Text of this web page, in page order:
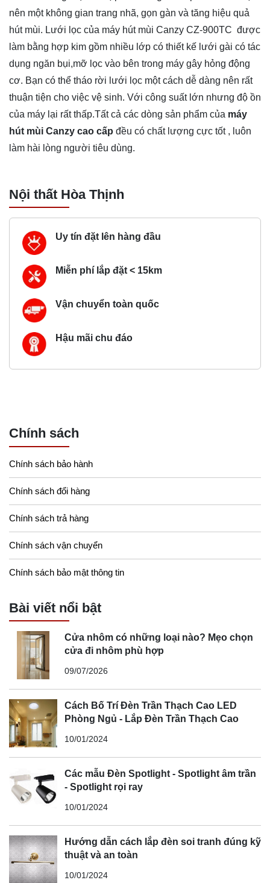
nên một không gian trang nhã, gọn gàn và tăng hiệu quả
hút mùi. Lưới lọc của máy hút mùi Canzy CZ-900TC được
làm bằng hợp kim gồm nhiều lớp có thiết kế lưới gài có tác
dụng ngăn bụi,mỡ lọc vào bên trong máy gây hỏng động
cơ. Bạn có thể tháo rời lưới lọc một cách dễ dàng nên rất
thuận tiện cho việc vệ sinh. Với công suất lớn nhưng độ ồn
của máy lại rất thấp.Tất cả các dòng sản phẩm của máy
hút mùi Canzy cao cấp đều có chất lượng cực tốt , luôn
làm hài lòng người tiêu dùng.
Nội thất Hòa Thịnh
Uy tín đặt lên hàng đầu
Miễn phí lắp đặt < 15km
Vận chuyển toàn quốc
Hậu mãi chu đáo
Chính sách
Chính sách bảo hành
Chính sách đổi hàng
Chính sách trả hàng
Chính sách vận chuyển
Chính sách bảo mật thông tin
Bài viết nổi bật
Cửa nhôm có những loại nào? Mẹo chọn
cửa đi nhôm phù hợp
09/07/2026
Cách Bố Trí Đèn Trần Thạch Cao LED
Phòng Ngủ - Lắp Đèn Trần Thạch Cao
10/01/2024
Các mẫu Đèn Spotlight - Spotlight âm trần
- Spotlight rọi ray
10/01/2024
Hướng dẫn cách lắp đèn soi tranh đúng kỹ
thuật và an toàn
10/01/2024